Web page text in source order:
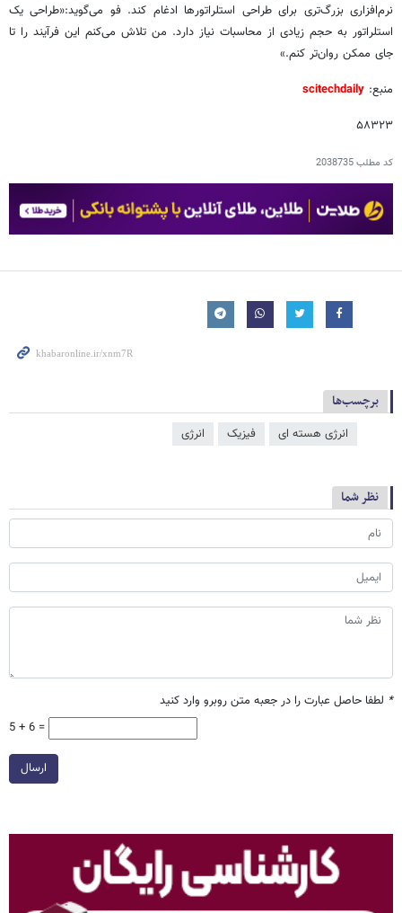
نرم‌افزاری بزرگ‌تری برای طراحی استلراتورها ادغام کند. فو می‌گوید:«طراحی یک
استلراتور به حجم زیادی از محاسبات نیاز دارد. من تلاش می‌کنم این فرآیند را تا
جای ممکن روان‌تر کنم.»
منبع: scitechdaily
۵۸۳۲۳
کد مطلب2038735
برچسب‌ها
انرژی هسته ای فیزیک انرژی
نظر شما
* لطفا حاصل عبارت را در جعبه متن روبرو وارد کنید
5 + 6 =
ارسال